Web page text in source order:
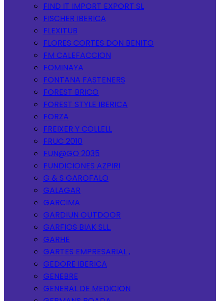
FIND IT IMPORT EXPORT SL
FISCHER IBERICA
FLEXITUB
FLORES CORTES DON BENITO
FM CALEFACCION
FOMINAYA
FONTANA FASTENERS
FOREST BRICO
FOREST STYLE IBERICA
FORZA
FREIXER Y COLLELL
FRUC 2010
FUN@GO 2035
FUNDICIONES AZPIRI
G & S GAROFALO
GALAGAR
GARCIMA
GARDIUN OUTDOOR
GARFIOS BIAK SLL.
GARHE
GARTES EMPRESARIAL ,
GEDORE IBERICA
GENEBRE
GENERAL DE MEDICION